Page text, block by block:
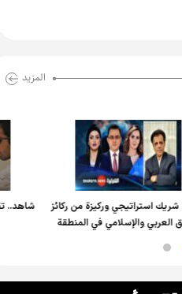
المزید
وركيزة من ركائز
في المنطقة
شاهد.. تقليل